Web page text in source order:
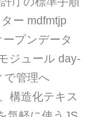
ー mdfmtjp
プンデータ
ジュール day-
で管理へ
構造化テキス